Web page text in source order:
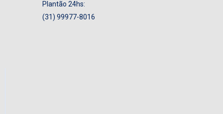
Plantão 24hs:
(31) 99977-8016